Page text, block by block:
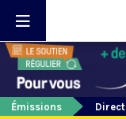
Émissions